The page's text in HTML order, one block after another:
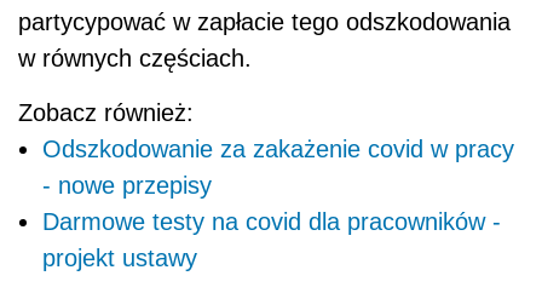
partycypować w zapłacie tego odszkodowania
w równych częściach.
Zobacz również:
Odszkodowanie za zakażenie covid w pracy
- nowe przepisy
Darmowe testy na covid dla pracowników -
projekt ustawy